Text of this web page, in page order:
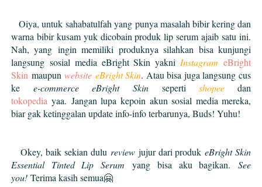
Oiya, untuksahabatulfah yang punya masalah bibir kering dan
warna bibir kusam yuk dicobain produk lip serum ajaib satu ini.
Nah, yang ingin memiliki produknya silahkan bisa kunjungi
langsung sosial media eBright Skin yakni Instagram eBright
Skin maupunwebsite eBright Skin. Atau bisa juga langsung cus
ke
e-commerce eBright Skin seperti shopeedan
tokopedia yaa. Jangan lupa kepoin akun sosial media mereka,
biar gak ketinggalan update info-info terbarunya, Buds! Yuhu!
Okey, baik sekian dulu reviewjujur dari produkeBright Skin
Essential Tinted Lip Serum yang bisa aku bagikan.See
you! Terima kasih semua🤗